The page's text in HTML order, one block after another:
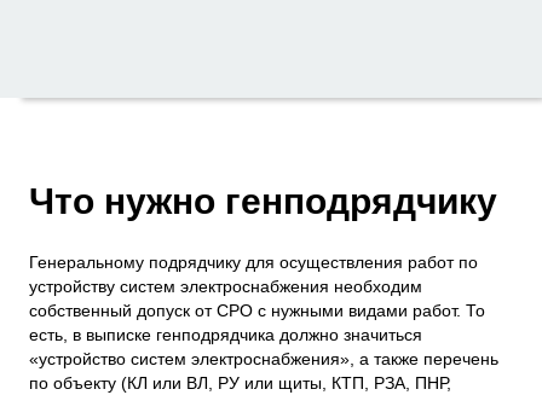
Что нужно генподрядчику
Генеральному подрядчику для осуществления работ по
устройству систем электроснабжения необходим
собственный допуск от СРО с нужными видами работ. То
есть, в выписке генподрядчика должно значиться
«устройство систем электроснабжения», а также перечень
по объекту (КЛ или ВЛ, РУ или щиты, КТП, РЗА, ПНР,